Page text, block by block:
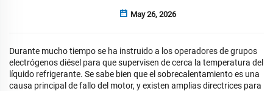
May 26, 2026
Durante mucho tiempo se ha instruido a los operadores de grupos
electrógenos diésel para que supervisen de cerca la temperatura del
líquido refrigerante. Se sabe bien que el sobrecalentamiento es una
causa principal de fallo del motor, y existen amplias directrices para